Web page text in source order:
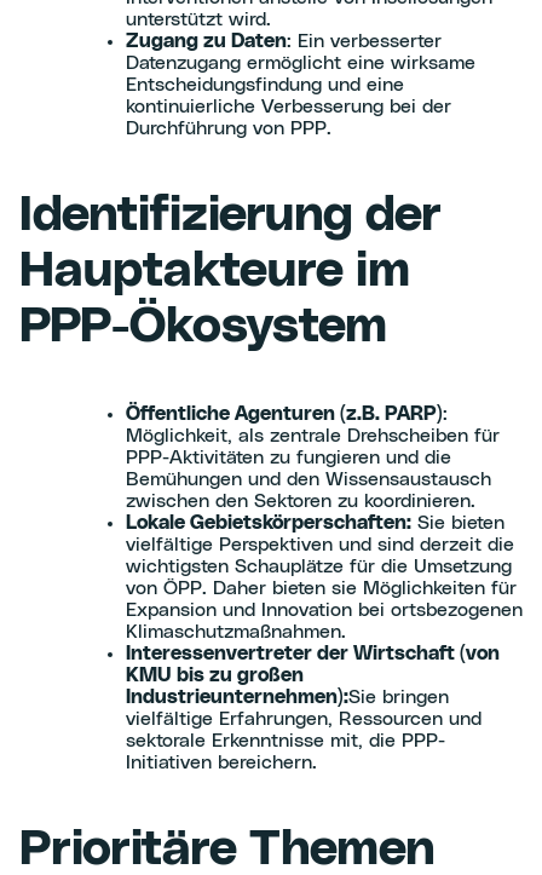
unterstützt wird.
Zugang zu Daten: Ein verbesserter
Datenzugang ermöglicht eine wirksame
Entscheidungsfindung und eine
kontinuierliche Verbesserung bei der
Durchführung von PPP.
Identifizierung der
Hauptakteure im
PPP-Ökosystem
Öffentliche Agenturen (z.B. PARP):
Möglichkeit, als zentrale Drehscheiben für
PPP-Aktivitäten zu fungieren und die
Bemühungen und den Wissensaustausch
zwischen den Sektoren zu koordinieren.
Lokale Gebietskörperschaften: Sie bieten
vielfältige Perspektiven und sind derzeit die
wichtigsten Schauplätze für die Umsetzung
von ÖPP. Daher bieten sie Möglichkeiten für
Expansion und Innovation bei ortsbezogenen
Klimaschutzmaßnahmen.
Interessenvertreter der Wirtschaft (von
KMU bis zu großen
Industrieunternehmen):Sie bringen
vielfältige Erfahrungen, Ressourcen und
sektorale Erkenntnisse mit, die PPP-
Initiativen bereichern.
Prioritäre Themen